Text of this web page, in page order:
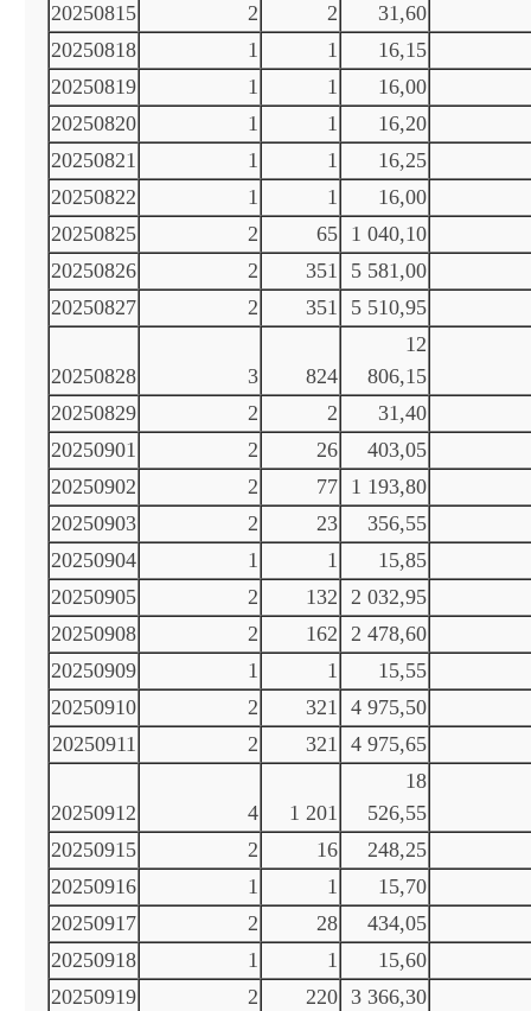
20250815
2 2
31,60
20250818
1 1
16,15
20250819
1 1
16,00
20250820
1 1
16,20
20250821
1 1
16,25
20250822
1 1
16,00
20250825
2 65 1 040,10
20250826
2 351
5 581,00
20250827
2 351 5 510,95
20250828 3 824
12
806,15
20250829
2 2
31,40
20250901
2 26
403,05
20250902
2 77 1 193,80
20250903
2 23
356,55
20250904
1 1
15,85
20250905
2 132 2 032,95
20250908
2 162 2 478,60
20250909
1 1
15,55
20250910
2 321 4 975,50
20250911
2 321 4 975,65
20250912 4 1 201
18
526,55
20250915
2 16
248,25
20250916
1 1
15,70
20250917
2 28
434,05
20250918
1 1
15,60
20250919
2 220 3 366,30